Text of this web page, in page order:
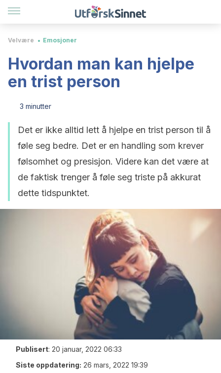
Velvære Emosjoner
Hvordan man kan hjelpe
en trist person
3 minutter
Det er ikke alltid lett å hjelpe en trist person til å
føle seg bedre. Det er en handling som krever
følsomhet og presisjon. Videre kan det være at
de faktisk trenger å føle seg triste på akkurat
dette tidspunktet.
Publisert: 20 januar, 2022 06:33
Siste oppdatering: 26 mars, 2022 19:39